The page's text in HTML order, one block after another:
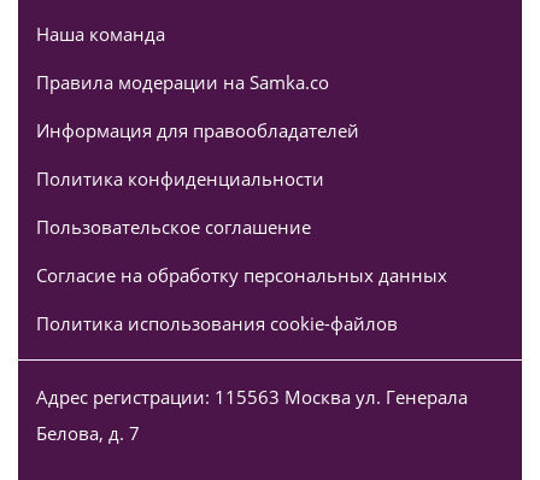
Наша команда
Правила модерации на Samka.co
Информация для правообладателей
Политика конфиденциальности
Пользовательское соглашение
Согласие на обработку персональных данных
Политика использования cookie-файлов
Адрес регистрации: 115563 Москва ул. Генерала
Белова, д. 7